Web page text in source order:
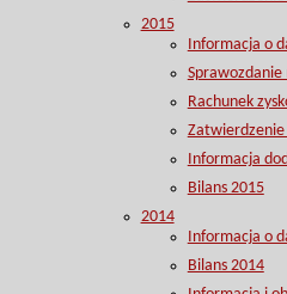
2015
Informacja o
Rachunek
Informacja
Bilans 2015
2014
Informacja o
Bilans 2014